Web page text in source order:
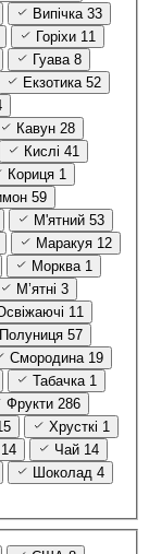
Випічка 33
Горіхи 11
Гуава 8
Екзотика 52
Кавун 28
Кислі 41
Кориця 1
59
М'ятний 53
Маракуя 12
Морква 1
М’ятні 3
11
Полуниця 57
Смородина 19
Табачка 1
Фрукти 286
Хрусткі 1
14 Чай 14
Шоколад 4